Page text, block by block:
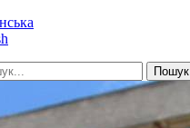
Пошук